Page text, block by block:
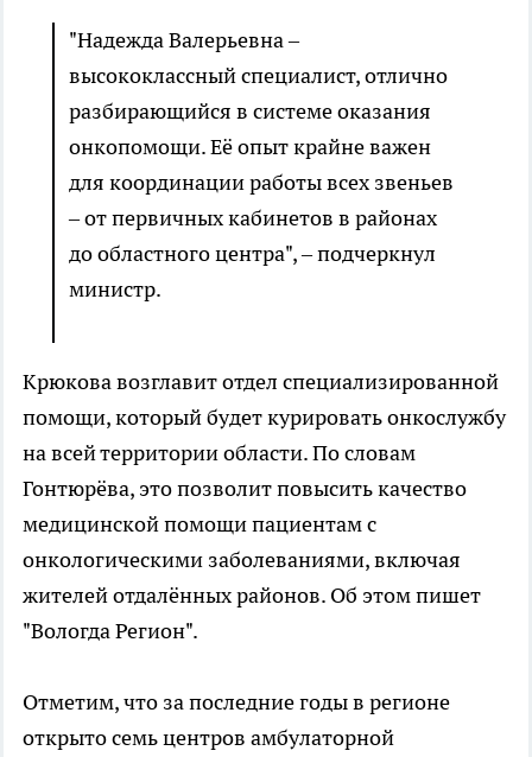
"Надежда Валерьевна –
высококлассный специалист, отлично
разбирающийся в системе оказания
онкопомощи. Её опыт крайне важен
для координации работы всех звеньев
– от первичных кабинетов в районах
до областного центра", – подчеркнул
министр.
Крюкова возглавит отдел специализированной
помощи, который будет курировать онкослужбу
на всей территории области. По словам
Гонтюрёва, это позволит повысить качество
медицинской помощи пациентам с
онкологическими заболеваниями, включая
жителей отдалённых районов. Об этом пишет
"Вологда Регион".
Отметим, что за последние годы в регионе
открыто семь центров амбулаторной